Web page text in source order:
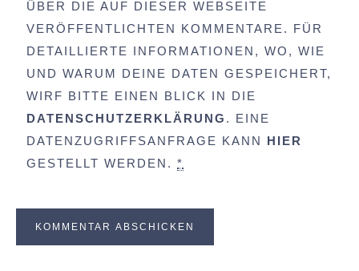
ÜBER DIE AUF DIESER WEBSEITE
VERÖFFENTLICHTEN KOMMENTARE. FÜR
DETAILLIERTE INFORMATIONEN, WO, WIE
UND WARUM DEINE DATEN GESPEICHERT,
WIRF BITTE EINEN BLICK IN DIE
DATENSCHUTZERKLÄRUNG . EINE
DATENZUGRIFFSANFRAGE KANN HIER
GESTELLT WERDEN. *